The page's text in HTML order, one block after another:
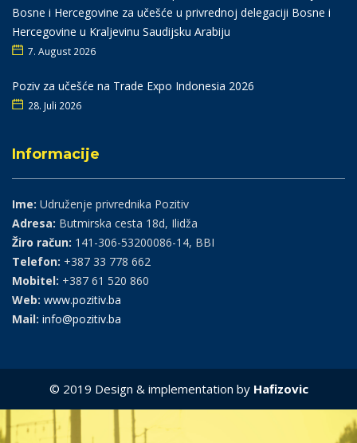
Bosne i Hercegovine za učešće u privrednoj delegaciji Bosne i
Hercegovine u Kraljevinu Saudijsku Arabiju
7. August 2026
Poziv za učešće na Trade Expo Indonesia 2026
28. Juli 2026
Informacije
Ime: Udruženje privrednika Pozitiv
Adresa: Butmirska cesta 18d, Ilidža
Žiro račun: 141-306-53200086-14, BBI
Telefon: +387 33 778 662
Mobitel: +387 61 520 860
Web: www.pozitiv.ba
Mail: info@pozitiv.ba
© 2019 Design & implementation by Hafizovic